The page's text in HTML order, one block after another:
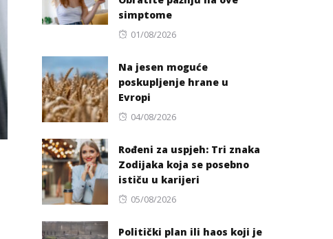
simptome
Posted
01/08/2026
Na jesen moguće
poskupljenje hrane u
Evropi
Posted
04/08/2026
Rođeni za uspjeh: Tri znaka
Zodijaka koja se posebno
ističu u karijeri
Posted
05/08/2026
Politički plan ili haos koji je